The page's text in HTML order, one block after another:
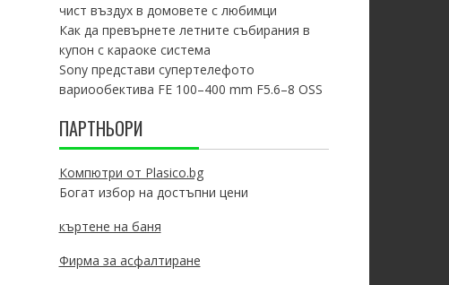
чист въздух в домовете с любимци
Как да превърнете летните събирания в
купон с караоке система
Sony представи супертелефото
вариообектива FE 100–400 mm F5.6–8 OSS
ПАРТНЬОРИ
Компютри от Plasico.bg
Богат избор на достъпни цени
къртене на баня
Фирма за асфалтиране